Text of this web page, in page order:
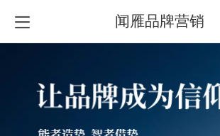
闻雁品牌营销